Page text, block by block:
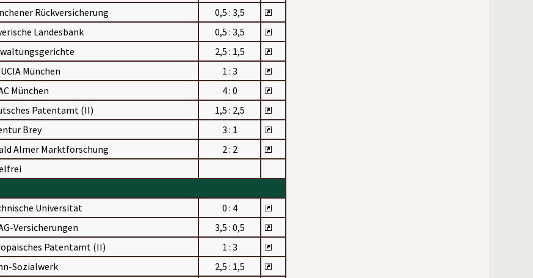
Rückversicherung
0,5 : 3,5
Landesbank
0,5 : 3,5
2,5 : 1,5
München
1 : 3
München
4 : 0
Patentamt (II)
1,5 : 2,5
Brey
3 : 1
Almer Marktforschung
2 : 2
Universität
0 : 4
Versicherungen
3,5 : 0,5
Patentamt (II)
1 : 3
Sozialwerk 2,5 : 1,5